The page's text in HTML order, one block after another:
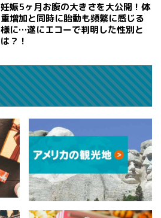
妊娠5ヶ月お腹の大きさを大公開！体
重増加と同時に胎動も頻繁に感じる
様に…遂にエコーで判明した性別と
は？！